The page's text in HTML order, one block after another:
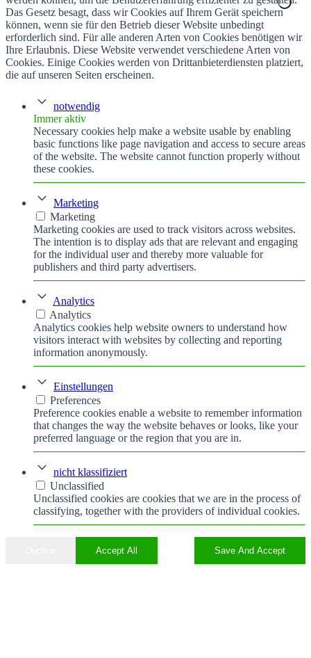
Das Gesetz besagt, dass wir Cookies auf Ihrem Gerät speichern
können, wenn sie für den Betrieb dieser Website unbedingt
erforderlich sind. Für alle anderen Arten von Cookies benötigen wir
Ihre Erlaubnis. Diese Website verwendet verschiedene Arten von
Cookies. Einige Cookies werden von Drittanbieterdiensten platziert,
die auf unseren Seiten erscheinen.
notwendig
Immer aktiv
Necessary cookies help make a website usable by enabling
basic functions like page navigation and access to secure areas
of the website. The website cannot function properly without
these cookies.
Marketing
Marketing
Marketing cookies are used to track visitors across websites.
The intention is to display ads that are relevant and engaging
for the individual user and thereby more valuable for
publishers and third party advertisers.
Analytics
Analytics
Analytics cookies help website owners to understand how
visitors interact with websites by collecting and reporting
information anonymously.
Einstellungen
Preferences
Preference cookies enable a website to remember information
that changes the way the website behaves or looks, like your
preferred language or the region that you are in.
nicht klassifiziert
Unclassified
Unclassified cookies are cookies that we are in the process of
classifying, together with the providers of individual cookies.
Accept All Save And Accept